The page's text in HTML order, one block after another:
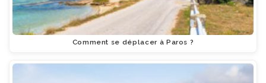
Comment se déplacer à Paros ?